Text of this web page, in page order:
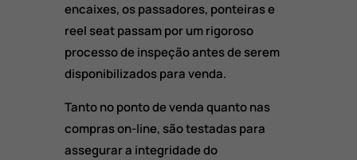
encaixes, os passadores, ponteiras e
reel seat passam por um rigoroso
processo de inspeção antes de serem
disponibilizados para venda.
Tanto no ponto de venda quanto nas
compras on-line, são testadas para
assegurar a integridade do